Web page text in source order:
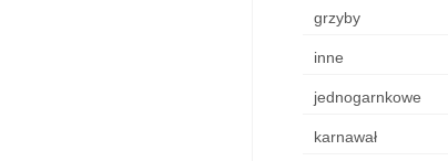
grzyby
inne
jednogarnkowe
karnawał